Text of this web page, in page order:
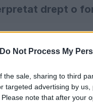
Do Not Process My
the sale, sharing to third
targeted advertising by
note that after your
drept o